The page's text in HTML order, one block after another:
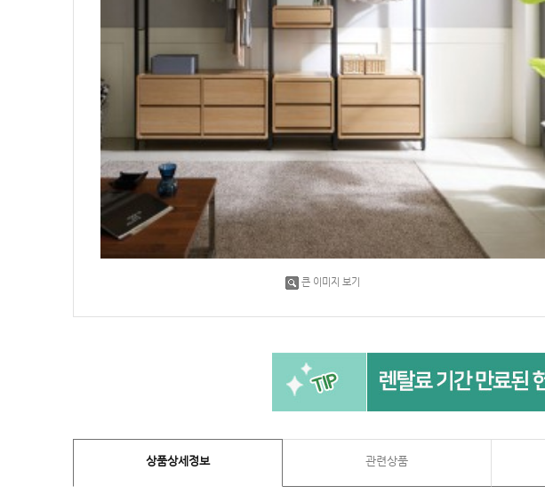
큰 이미지 보기
상품상세정보 관련상품